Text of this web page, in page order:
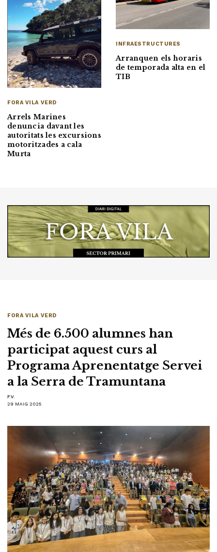
FORA VILA VERD
Arrels Marines
denuncia davant les
autoritats les excursions
motoritzades a cala
Murta
INFRAESTRUCTURES
Arranquen els horaris
de temporada alta en el
TIB
FORA VILA VERD
Més de 6.500 alumnes han
participat aquest curs al
Programa Aprenentatge Servei
a la Serra de Tramuntana
F.V.
29 MAIG 2025